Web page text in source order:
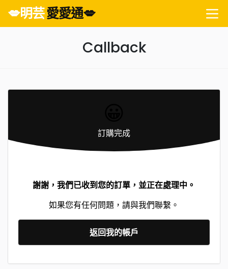
💋明芸愛愛通💋
Callback
訂購完成
謝謝，我們已收到您的訂單，並正在處理中。
如果您有任何問題，請與我們聯繫。
返回我的帳戶